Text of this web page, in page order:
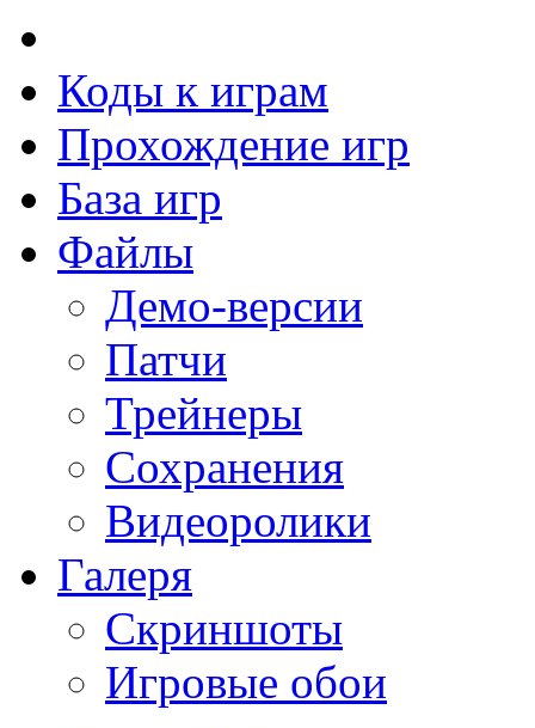
Коды к играм
Прохождение игр
База игр
Файлы
Демо-версии
Патчи
Трейнеры
Сохранения
Видеоролики
Галеря
Скриншоты
Игровые обои